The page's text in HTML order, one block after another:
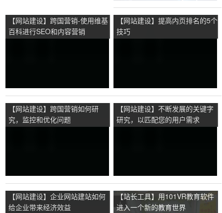
【网站建设】跨国营销-使用维基
百科进行SEO和内容营销
【网站建设】提高内页排名的5个
技巧
【网站建设】跨国营销如何研
究，监控和优化问题
【网站建设】不断发展的关键字
研究，以匹配您的用户需求
【网站建设】企业网站建站如何
给企业带来经济效益
【站长工具】用101VR教育软件
进入一个新的教育世界